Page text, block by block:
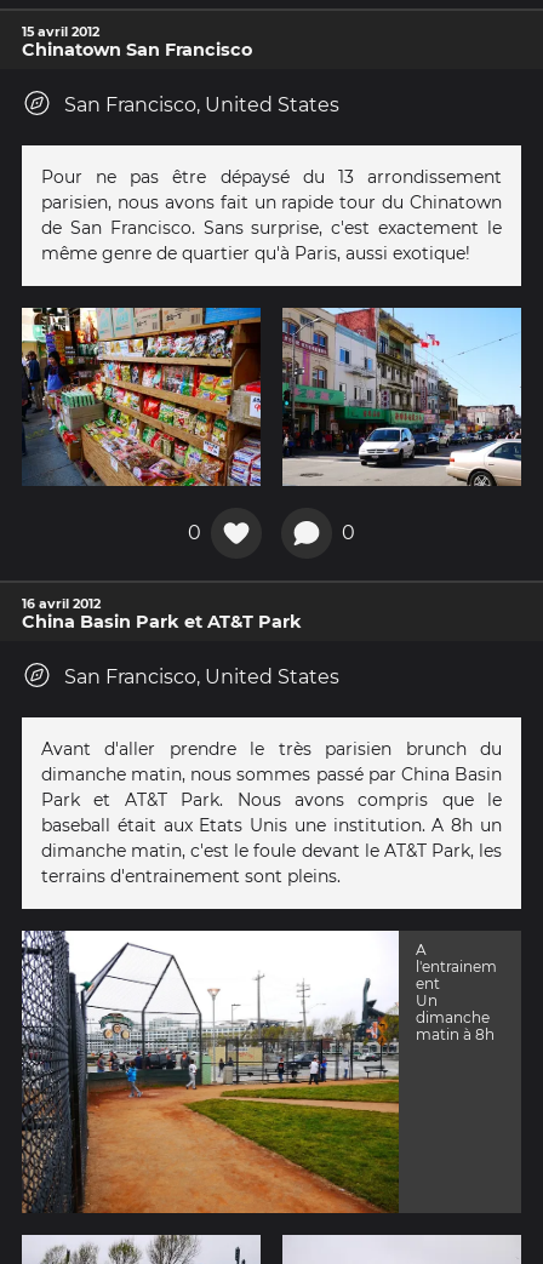
15 avril 2012
Chinatown San Francisco
San Francisco, United States
Pour ne pas être dépaysé du 13 arrondissement
parisien, nous avons fait un rapide tour du Chinatown
de San Francisco. Sans surprise, c'est exactement le
même genre de quartier qu'à Paris, aussi exotique!
0 0
16 avril 2012
China Basin Park et AT&T Park
San Francisco, United States
Avant d'aller prendre le très parisien brunch du
dimanche matin, nous sommes passé par China Basin
Park et AT&T Park. Nous avons compris que le
baseball était aux Etats Unis une institution. A 8h un
dimanche matin, c'est le foule devant le AT&T Park, les
terrains d'entrainement sont pleins.
A
l'entrainem
ent
Un
dimanche
matin à 8h